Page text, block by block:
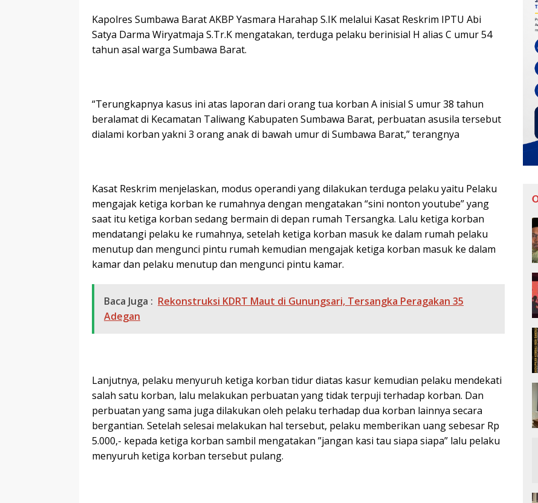
Kapolres Sumbawa Barat AKBP Yasmara Harahap S.IK melalui Kasat Reskrim IPTU Abi
Satya Darma Wiryatmaja S.Tr.K mengatakan, terduga pelaku berinisial H alias C umur 54
tahun asal warga Sumbawa Barat.
“Terungkapnya kasus ini atas laporan dari orang tua korban A inisial S umur 38 tahun
beralamat di Kecamatan Taliwang Kabupaten Sumbawa Barat, perbuatan asusila tersebut
dialami korban yakni 3 orang anak di bawah umur di Sumbawa Barat,” terangnya
Kasat Reskrim menjelaskan, modus operandi yang dilakukan terduga pelaku yaitu Pelaku
mengajak ketiga korban ke rumahnya dengan mengatakan “sini nonton youtube” yang
saat itu ketiga korban sedang bermain di depan rumah Tersangka. Lalu ketiga korban
mendatangi pelaku ke rumahnya, setelah ketiga korban masuk ke dalam rumah pelaku
menutup dan mengunci pintu rumah kemudian mengajak ketiga korban masuk ke dalam
kamar dan pelaku menutup dan mengunci pintu kamar.
Baca Juga : Rekonstruksi KDRT Maut di Gunungsari, Tersangka Peragakan 35
Adegan
Lanjutnya, pelaku menyuruh ketiga korban tidur diatas kasur kemudian pelaku mendekati
salah satu korban, lalu melakukan perbuatan yang tidak terpuji terhadap korban. Dan
perbuatan yang sama juga dilakukan oleh pelaku terhadap dua korban lainnya secara
bergantian. Setelah selesai melakukan hal tersebut, pelaku memberikan uang sebesar Rp
5.000,- kepada ketiga korban sambil mengatakan ”jangan kasi tau siapa siapa” lalu pelaku
menyuruh ketiga korban tersebut pulang.